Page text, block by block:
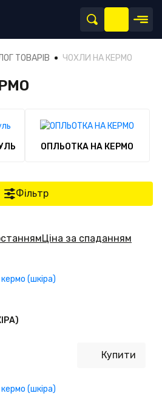
ТОВАРІВ ЧОХЛИ НА КЕРМО
ОПЛЬОТКА НА КЕРМО
Фільтр
Ціна за спаданням
Купити